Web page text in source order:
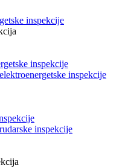
inspekcije
inspekcije
inspekcije
inspekcije